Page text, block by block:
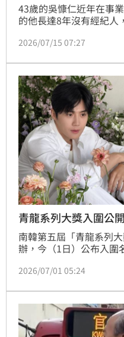
43歲的吳慷仁近年在事
的他長達8年沒有經紀人
又廷、陳昊森、馬思純
2026/07/15 07:27
青龍系列大獎入圍公
南韓第五屆「青龍系列
辦，今（1日）公布入圍
鳥伙房兵》，競爭相當激
2026/07/01 05:24